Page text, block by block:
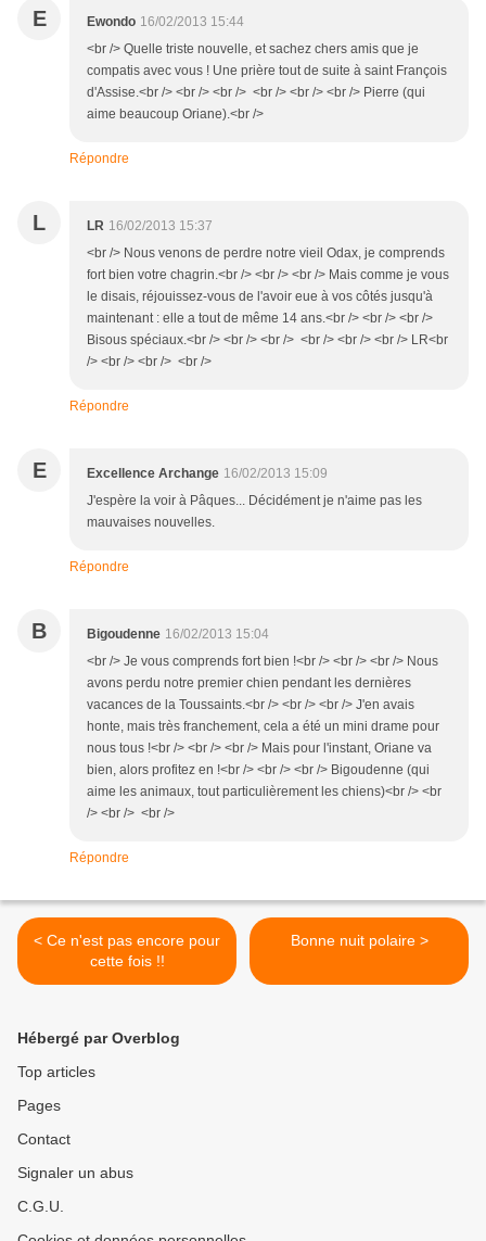
E Ewondo 16/02/2013 15:44
<br /> Quelle triste nouvelle, et sachez chers amis que je
compatis avec vous ! Une prière tout de suite à saint François
d'Assise.<br /> <br /> <br /> <br /> <br /> <br /> Pierre (qui
aime beaucoup Oriane).<br />
Répondre
L LR 16/02/2013 15:37
<br /> Nous venons de perdre notre vieil Odax, je comprends
fort bien votre chagrin.<br /> <br /> <br /> Mais comme je vous
le disais, réjouissez-vous de l'avoir eue à vos côtés jusqu'à
maintenant : elle a tout de même 14 ans.<br /> <br /> <br />
Bisous spéciaux.<br /> <br /> <br /> <br /> <br /> <br /> LR<br
/> <br /> <br /> <br />
Répondre
E Excellence Archange 16/02/2013 15:09
J'espère la voir à Pâques... Décidément je n'aime pas les
mauvaises nouvelles.
Répondre
B Bigoudenne 16/02/2013 15:04
<br /> Je vous comprends fort bien !<br /> <br /> <br /> Nous
avons perdu notre premier chien pendant les dernières
vacances de la Toussaints.<br /> <br /> <br /> J'en avais
honte, mais très franchement, cela a été un mini drame pour
nous tous !<br /> <br /> <br /> Mais pour l'instant, Oriane va
bien, alors profitez en !<br /> <br /> <br /> Bigoudenne (qui
aime les animaux, tout particulièrement les chiens)<br /> <br
/> <br /> <br />
Répondre
< Ce n'est pas encore pour
cette fois !!
Bonne nuit polaire >
Hébergé par Overblog
Top articles
Pages
Contact
Signaler un abus
C.G.U.